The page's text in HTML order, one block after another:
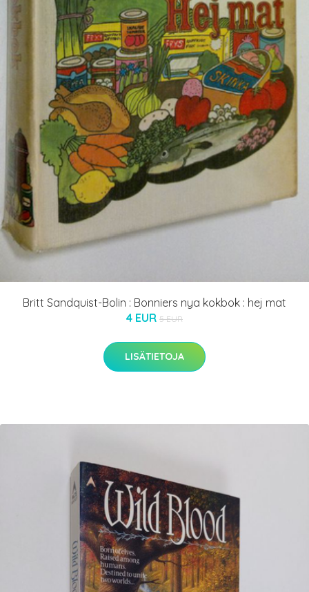
Britt Sandquist-Bolin : Bonniers nya kokbok : hej mat
4 EUR 5 EUR
LISÄTIETOJA